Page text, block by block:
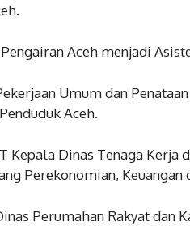
Aceh menjadi
Umum dan
Aceh.
Kepala Dinas Tenaga
Perekonomian, Keuangan
Perumahan Rakyat dan